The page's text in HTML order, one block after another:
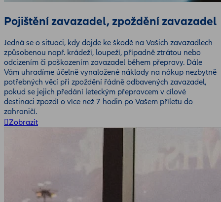
Pojištění zavazadel, zpoždění zavazadel
Jedná se o situaci, kdy dojde ke škodě na Vašich zavazadlech
způsobenou např. krádeží, loupeží, případně ztrátou nebo
odcizením či poškozením zavazadel během přepravy. Dále
Vám uhradíme účelně vynaložené náklady na nákup nezbytně
potřebných věcí při zpoždění řádně odbavených zavazadel,
pokud se jejich předání leteckým přepravcem v cílové
destinaci zpozdí o více než 7 hodin po Vašem příletu do
zahraničí.
Zobrazit